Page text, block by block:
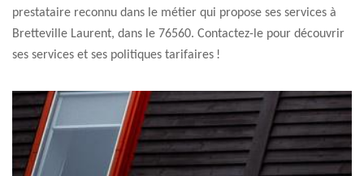
prestataire reconnu dans le métier qui propose ses services à
Bretteville Laurent, dans le 76560. Contactez-le pour découvrir
ses services et ses politiques tarifaires !